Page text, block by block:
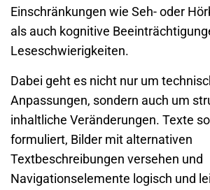
Einschränkungen wie Seh- oder
als auch kognitive
Leseschwierigkeiten.
Dabei geht es nicht nur um
Anpassungen, sondern auch um
inhaltliche Veränderungen. Texte
formuliert, Bilder mit alternativen
Textbeschreibungen versehen und
Navigationselemente logisch und